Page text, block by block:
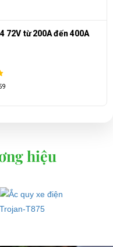
72V từ 200A đến 400A
hiệu